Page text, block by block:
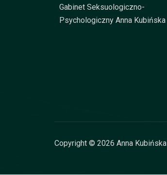
Gabinet Seksuologiczno-
Psychologiczny Anna Kubińska
Copyright © 2026 Anna Kubińska